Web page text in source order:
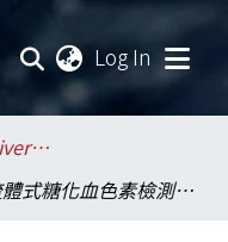
Log In
.National Taiwan University / 國立臺灣大學
微流體式糖化血色素檢測元件開發